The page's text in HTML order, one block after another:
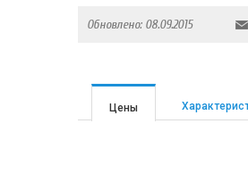
Обновлено: 08.09.2015
Цены